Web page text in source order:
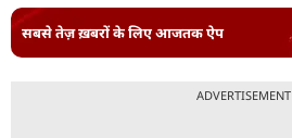
सबसे तेज़ ख़बरों के लिए आजतक ऐप
ADVERTISEMENT